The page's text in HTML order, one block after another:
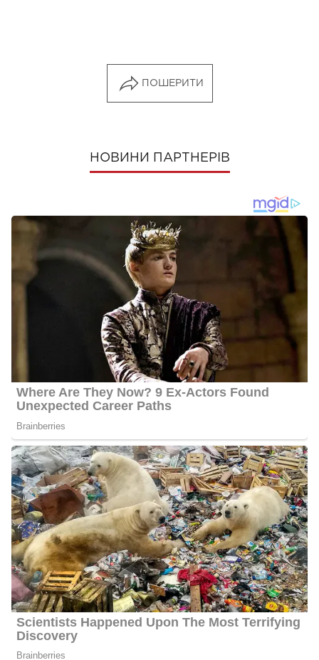
ПОШЕРИТИ
НОВИНИ ПАРТНЕРІВ